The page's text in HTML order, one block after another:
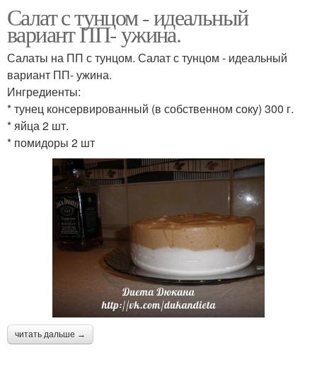
Салат с тунцом - идеальный
вариант ПП- ужина.
Салаты на ПП с тунцом. Салат с тунцом - идеальный
вариант ПП- ужина.
Ингредиенты:
* тунец консервированный (в собственном соку) 300 г.
* яйца 2 шт.
* помидоры 2 шт
читать дальше →